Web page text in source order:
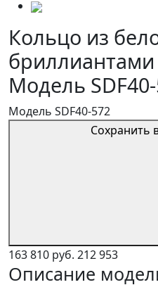
Кольцо из
бриллиантами
Модель
Модель SDF40-572
Сохранить
163 810 руб. 212 953
Описание